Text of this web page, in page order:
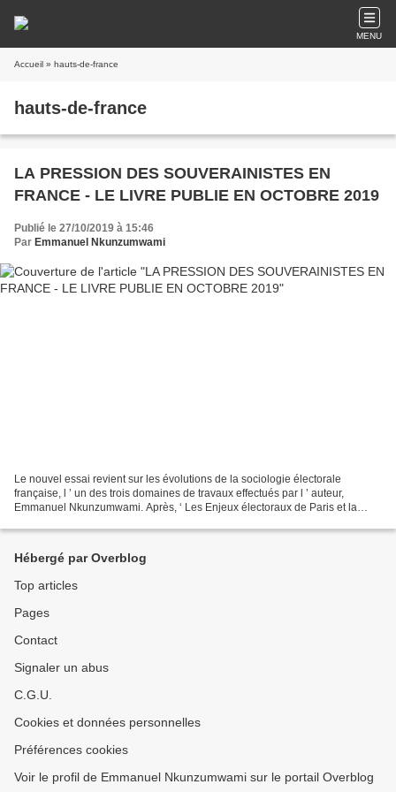
MENU
Accueil » hauts-de-france
hauts-de-france
LA PRESSION DES SOUVERAINISTES EN
FRANCE - LE LIVRE PUBLIE EN OCTOBRE 2019
Publié le 27/10/2019 à 15:46
Par Emmanuel Nkunzumwami
Le nouvel essai revient sur les évolutions de la sociologie électorale
française, l ’ un des trois domaines de travaux effectués par l ’ auteur,
Emmanuel Nkunzumwami. Après, ‘ Les Enjeux électoraux de Paris et la
Hébergé par Overblog
Top articles
Pages
Contact
Signaler un abus
C.G.U.
Cookies et données personnelles
Préférences cookies
Voir le profil de Emmanuel Nkunzumwami sur le portail Overblog